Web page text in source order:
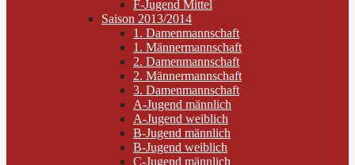
F-Jugend Mittel
Saison 2013/2014
1. Damenmannschaft
1. Männermannschaft
2. Damenmannschaft
2. Männermannschaft
3. Damenmannschaft
A-Jugend männlich
A-Jugend weiblich
B-Jugend männlich
B-Jugend weiblich
C-Jugend männlich